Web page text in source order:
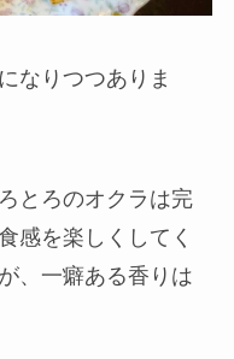
なりつつありま
とろのオクラは完
感を楽しくしてく
、一癖ある香りは